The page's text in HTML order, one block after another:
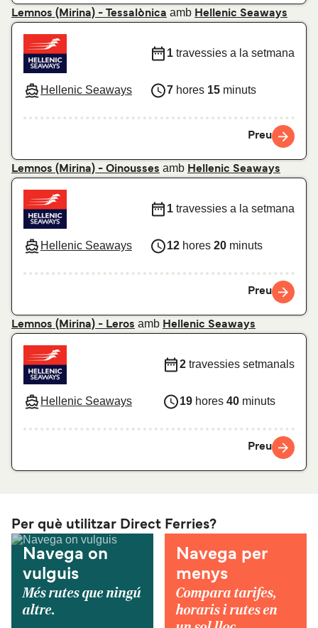
Lemnos (Mirina) - Tessalònica amb Hellenic Seaways
Hellenic Seaways
1 travessies a la setmana
7 hores 15 minuts
Preu
Lemnos (Mirina) - Oinousses amb Hellenic Seaways
Hellenic Seaways
1 travessies a la setmana
12 hores 20 minuts
Preu
Lemnos (Mirina) - Leros amb Hellenic Seaways
Hellenic Seaways
2 travessies setmanals
19 hores 40 minuts
Preu
Per què utilitzar Direct Ferries?
Navega on
vulguis
Més rutes que ningú
altre.
Navega per
menys
Compara tarifes,
horaris i rutes en